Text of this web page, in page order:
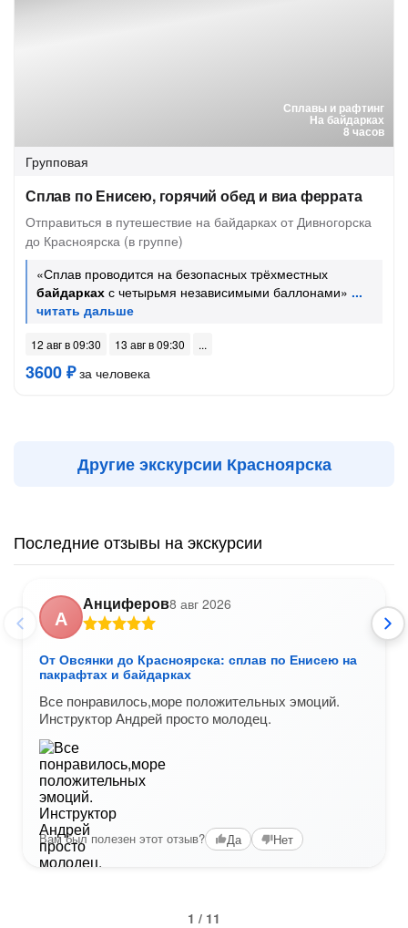
Сплавы и рафтинг
На байдарках
8 часов
Групповая
Сплав по Енисею, горячий обед и виа феррата
Отправиться в путешествие на байдарках от Дивногорска
до Красноярска (в группе)
«Сплав проводится на безопасных трёхместных
байдарках с четырьмя независимыми баллонами»
12 авг в 09:30 13 авг в 09:30
3600 ₽за человека
Другие экскурсии Красноярска
Последние отзывы на экскурсии
А
Анциферов8 авг 2026
От Овсянки до Красноярска: сплав по Енисею на
пакрафтах и байдарках
Все понравилось,море положительных эмоций.
Инструктор Андрей просто молодец.
Вам был полезен этот отзыв? Да Нет
1 / 11